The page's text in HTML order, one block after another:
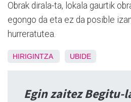
Obrak dirala-ta, lokala gaurtik
egongo da eta ez da posible
hurreratutea.
HIRIGINTZA UBIDE
Egin zaitez Begitu-